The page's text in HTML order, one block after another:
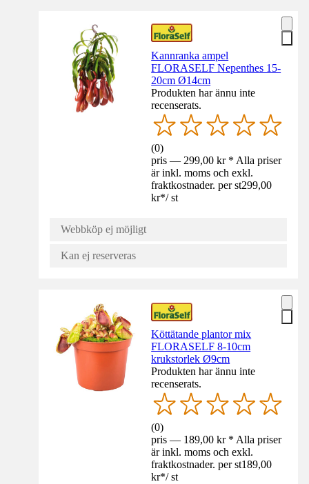
Kannranka ampel
FLORASELF Nepenthes 15-
20cm Ø14cm
Produkten har ännu inte
recenserats.
(0)
pris — 299,00 kr * Alla priser
är inkl. moms och exkl.
fraktkostnader. per st299,00
kr*/ st
Webbköp ej möjligt
Kan ej reserveras
Köttätande plantor mix
FLORASELF 8-10cm
krukstorlek Ø9cm
Produkten har ännu inte
recenserats.
(0)
pris — 189,00 kr * Alla priser
är inkl. moms och exkl.
fraktkostnader. per st189,00
kr*/ st